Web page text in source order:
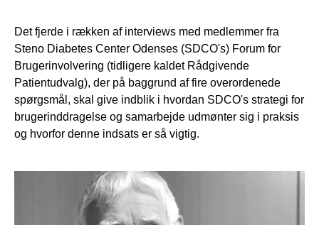
Det fjerde i rækken af interviews med medlemmer fra
Steno Diabetes Center Odenses (SDCO's) Forum for
Brugerinvolvering (tidligere kaldet Rådgivende
Patientudvalg), der på baggrund af fire overordenede
spørgsmål, skal give indblik i hvordan SDCO's strategi for
brugerinddragelse og samarbejde udmønter sig i praksis
og hvorfor denne indsats er så vigtig.